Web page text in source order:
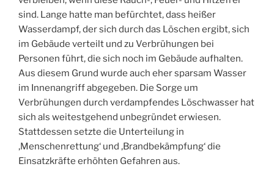
sind. Lange hatte man befürchtet, dass heißer
Wasserdampf, der sich durch das Löschen ergibt, sich
im Gebäude verteilt und zu Verbrühungen bei
Personen führt, die sich noch im Gebäude aufhalten.
Aus diesem Grund wurde auch eher sparsam Wasser
im Innenangriff abgegeben. Die Sorge um
Verbrühungen durch verdampfendes Löschwasser hat
sich als weitestgehend unbegründet erwiesen.
Stattdessen setzte die Unterteilung in
‚Menschenrettung‘ und ‚Brandbekämpfung‘ die
Einsatzkräfte erhöhten Gefahren aus.